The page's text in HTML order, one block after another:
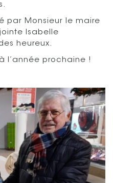
par Monsieur le maire
Isabelle
heureux.
l’année prochaine !